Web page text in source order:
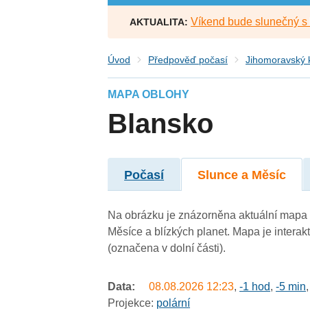
AKTUALITA: Víkend bude slunečný
Úvod Předpověď počasí Jihomoravský
MAPA OBLOHY
Blansko
Počasí Slunce a Měsíc
Na obrázku je znázorněna aktuální
Měsíce a blízkých planet. Mapa je
(označena v dolní části).
Data: 08.08.2026 12:23,-1 hod,-5 min
Projekce: polární